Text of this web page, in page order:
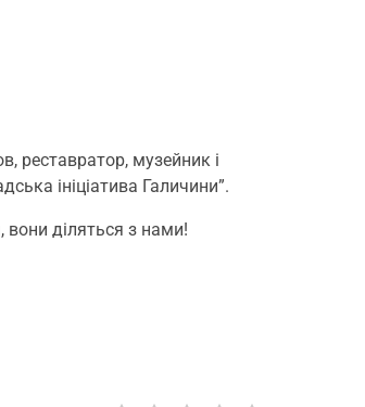
реставратор, музейник і
ініціатива Галичини”.
вони діляться з нами!